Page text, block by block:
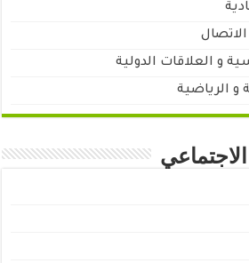
و العلاقات الدولية
و الرياضية